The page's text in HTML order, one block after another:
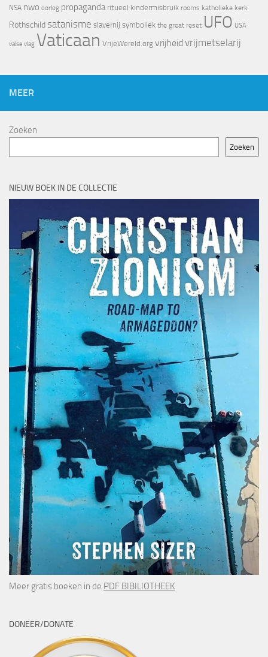
NSA nwo oorlog propaganda ritueel kindermisbruik rooms katholieke kerk
Rothschild satanisme slavernij symboliek the great reset UFO USA
valse vlag Vaticaan VrijeWereld.org vrijheid vrijmetselarij
MEER
Zoeken
Zoeken
NIEUW BOEK IN DE COLLECTIE
Meer gratis boeken in de PDF BIBILIOTHEEK
DONEER/DONATE